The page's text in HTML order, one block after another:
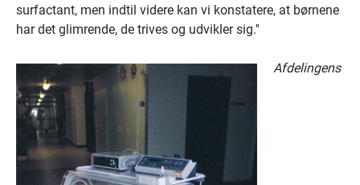
surfactant, men indtil videre kan vi konstatere, at børnene
har det glimrende, de trives og udvikler sig.''
Afdelingens